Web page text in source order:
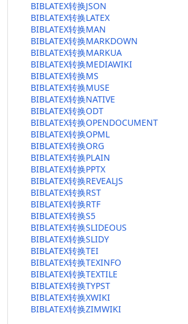
BIBLATEX转换JSON
BIBLATEX转换LATEX
BIBLATEX转换MAN
BIBLATEX转换MARKDOWN
BIBLATEX转换MARKUA
BIBLATEX转换MEDIAWIKI
BIBLATEX转换MS
BIBLATEX转换MUSE
BIBLATEX转换NATIVE
BIBLATEX转换ODT
BIBLATEX转换OPENDOCUMENT
BIBLATEX转换OPML
BIBLATEX转换ORG
BIBLATEX转换PLAIN
BIBLATEX转换PPTX
BIBLATEX转换REVEALJS
BIBLATEX转换RST
BIBLATEX转换RTF
BIBLATEX转换S5
BIBLATEX转换SLIDEOUS
BIBLATEX转换SLIDY
BIBLATEX转换TEI
BIBLATEX转换TEXINFO
BIBLATEX转换TEXTILE
BIBLATEX转换TYPST
BIBLATEX转换XWIKI
BIBLATEX转换ZIMWIKI